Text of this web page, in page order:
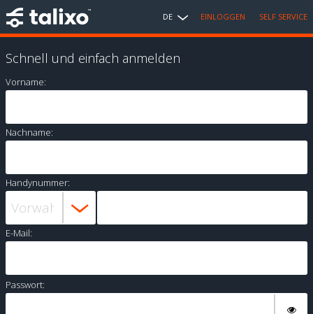
DE EINLOGGEN SELF SERVICE
Schnell und einfach anmelden
Vorname:
Nachname:
Handynummer:
E-Mail:
Passwort: